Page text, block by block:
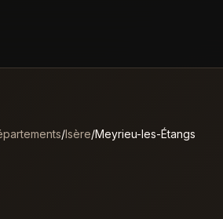
/Isère/Meyrieu-les-Étangs